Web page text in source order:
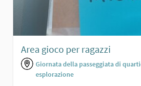
Area gioco per ragazzi
Giornata della passeggiata di
esplorazione